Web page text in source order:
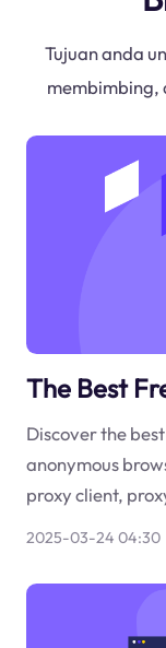
Tujuan anda
membimbing,
The Best
Discover the
anonymous
proxy client,
2025-03-24 04:30